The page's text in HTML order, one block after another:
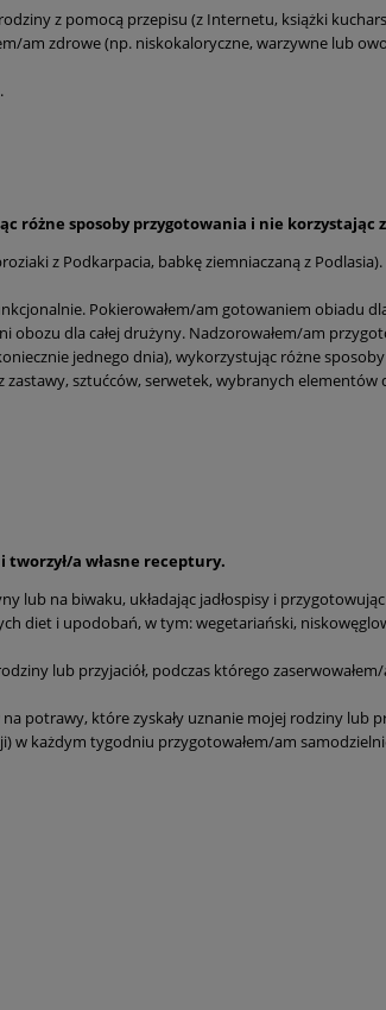
z pomocą przepisu (z Internetu, książki
am zdrowe (np. niskokaloryczne, warzywne lub
różne sposoby przygotowania i nie korzystając
z Podkarpacia, babkę ziemniaczaną z Podlasia).
Pokierowałem/am gotowaniem obiadu
obozu dla całej drużyny. Nadzorowałem/am
jednego dnia), wykorzystując różne
sztućców, serwetek, wybranych
tworzył/a własne receptury.
lub na biwaku, układając jadłospisy i
diet i upodobań, w tym: wegetariański,
lub przyjaciół, podczas którego
potrawy, które zyskały uznanie mojej rodziny lub
w każdym tygodniu przygotowałem/am